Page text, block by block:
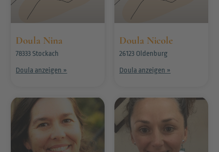
Doula Nina
78333 Stockach
Doula anzeigen »
Doula Nicole
26123 Oldenburg
Doula anzeigen »